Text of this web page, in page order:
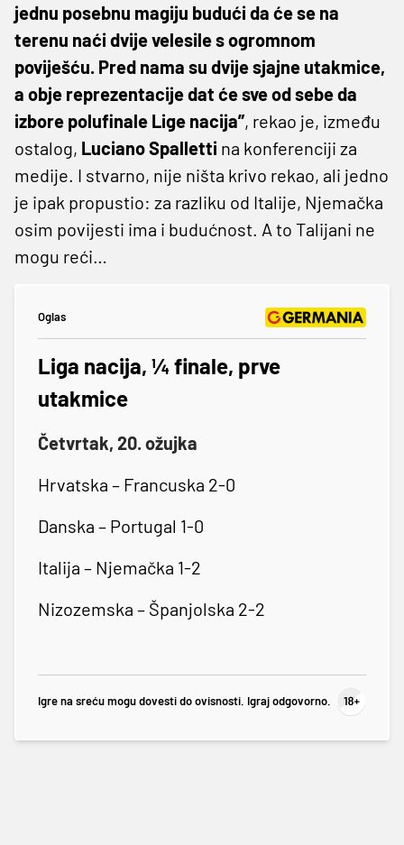
jednu posebnu magiju budući da će se na
terenu naći dvije velesile s ogromnom
poviješću. Pred nama su dvije sjajne utakmice,
a obje reprezentacije dat će sve od sebe da
izbore polufinale Lige nacija”, rekao je, između
ostalog, Luciano Spalletti na konferenciji za
medije. I stvarno, nije ništa krivo rekao, ali jedno
je ipak propustio: za razliku od Italije, Njemačka
osim povijesti ima i budućnost. A to Talijani ne
mogu reći…
Oglas
Liga nacija, ¼ finale, prve
utakmice
Četvrtak, 20. ožujka
Hrvatska – Francuska 2-0
Danska – Portugal 1-0
Italija – Njemačka 1-2
Nizozemska – Španjolska 2-2
Igre na sreću mogu dovesti do ovisnosti. Igraj odgovorno.